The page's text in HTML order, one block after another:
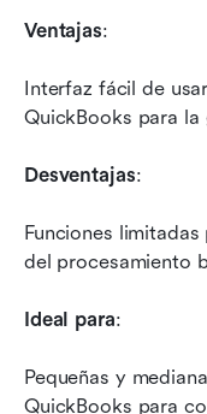
Ventajas:
Interfaz fácil de
QuickBooks para
Desventajas:
Funciones
del procesamiento
Ideal para:
Pequeñas y
QuickBooks para